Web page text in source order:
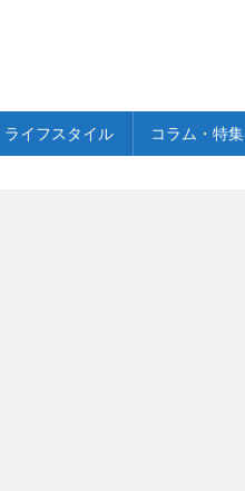
ライフスタイル コラム・特集